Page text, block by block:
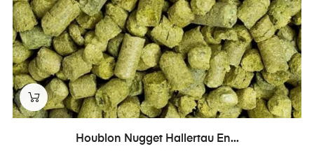
Houblon Nugget Hallertau En...